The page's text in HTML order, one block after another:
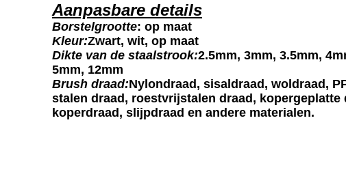
Aanpasbare details
Borstelgrootte: op maat
Kleur:Zwart, wit, op maat
Dikte van de staalstrook:2.5mm, 3mm, 3.5mm,
5mm, 12mm
Brush draad:Nylondraad, sisaldraad, woldraad,
stalen draad, roestvrijstalen draad, kopergeplatte
koperdraad, slijpdraad en andere materialen.